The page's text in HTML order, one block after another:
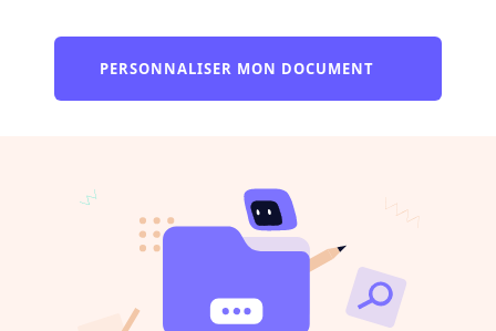
PERSONNALISER MON DOCUMENT